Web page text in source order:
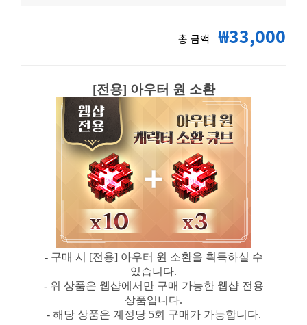
총 금액 ₩33,000
[전용] 아우터 원 소환
- 구매 시 [전용] 아우터 원 소환을 획득하실 수
있습니다.
- 위 상품은 웹샵에서만 구매 가능한 웹샵 전용
상품입니다.
- 해당 상품은 계정당 5회 구매가 가능합니다.